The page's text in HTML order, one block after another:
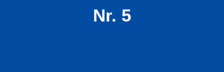
Nr. 5